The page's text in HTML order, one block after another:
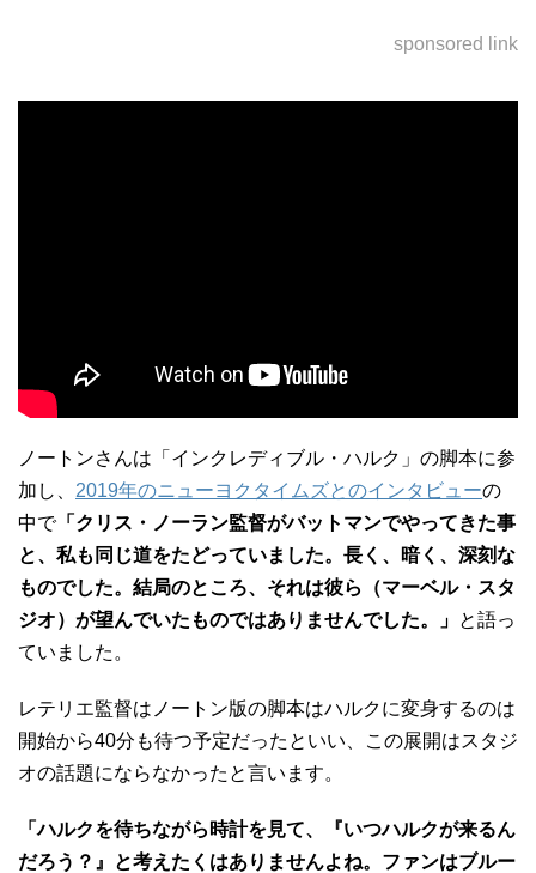
sponsored link
ノートンさんは「インクレディブル・ハルク」の脚本に参
加し、 2019年のニューヨクタイムズとのインタビューの
中で「クリス・ノーラン監督がバットマンでやってきた事
と、私も同じ道をたどっていました。長く、暗く、深刻な
ものでした。結局のところ、それは彼ら（マーベル・スタ
ジオ）が望んでいたものではありませんでした。」
と語っ
ていました。
レテリエ監督はノートン版の脚本はハルクに変身するのは
開始から40分も待つ予定だったといい、この展開はスタジ
オの話題にならなかったと言います。
「ハルクを待ちながら時計を見て、『いつハルクが来るん
だろう？』と考えたくはありませんよね。ファンはブルー